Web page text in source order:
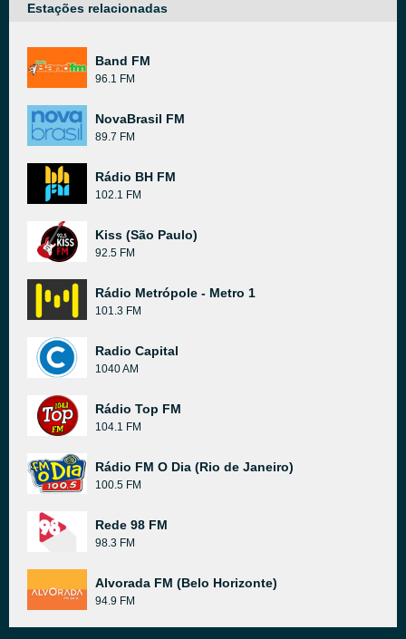
Estações relacionadas
Band FM
96.1 FM
NovaBrasil FM
89.7 FM
Rádio BH FM
102.1 FM
Kiss (São Paulo)
92.5 FM
Rádio Metrópole - Metro 1
101.3 FM
Radio Capital
1040 AM
Rádio Top FM
104.1 FM
Rádio FM O Dia (Rio de Janeiro)
100.5 FM
Rede 98 FM
98.3 FM
Alvorada FM (Belo Horizonte)
94.9 FM